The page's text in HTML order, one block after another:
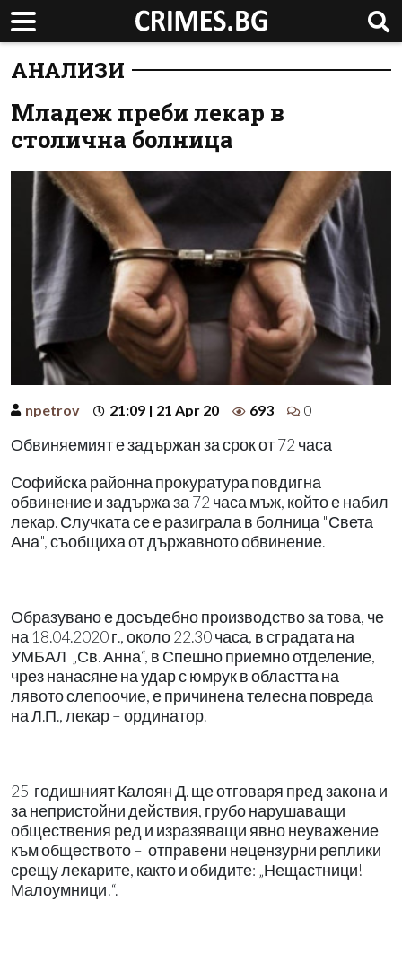
АНАЛИЗИ
Младеж преби лекар в
столична болница
npetrov 21:09 | 21 Apr 20 693 0
Обвиняемият е задържан за срок от 72 часа
Софийска районна прокуратура повдигна
обвинение и задържа за 72 часа мъж, който е набил
лекар. Случката се е разиграла в болница "Света
Ана", съобщиха от държавното обвинение.
Образувано е досъдебно производство за това, че
на 18.04.2020 г., около 22.30 часа, в сградата на
УМБАЛ „Св. Анна“, в Спешно приемно отделение,
чрез нанасяне на удар с юмрук в областта на
лявото слепоочие, е причинена телесна повреда
на Л.П., лекар – ординатор.
25-годишният Калоян Д. ще отговаря пред закона и
за непристойни действия, грубо нарушаващи
обществения ред и изразяващи явно неуважение
към обществото – отправени нецензурни реплики
срещу лекарите, както и обидите: „Нещастници!
Малоумници!“.